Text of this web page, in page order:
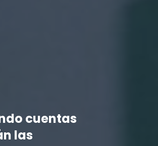
cuentas
las